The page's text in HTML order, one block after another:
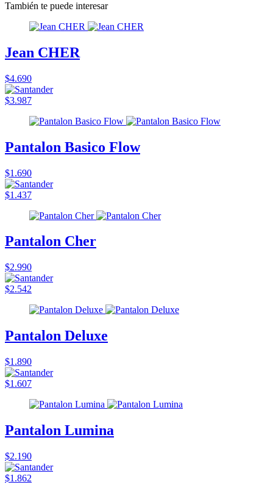
También te puede interesar
Jean CHER
$4.690
$3.987
Pantalon Basico Flow
$1.690
$1.437
Pantalon Cher
$2.990
$2.542
Pantalon Deluxe
$1.890
$1.607
Pantalon Lumina
$2.190
$1.862